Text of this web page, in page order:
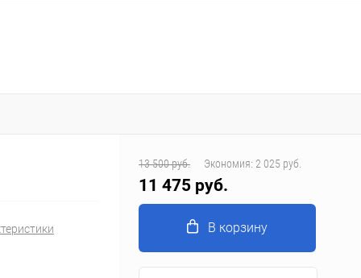
13 500 руб. Экономия: 2 025 руб.
11 475 руб.
В корзину